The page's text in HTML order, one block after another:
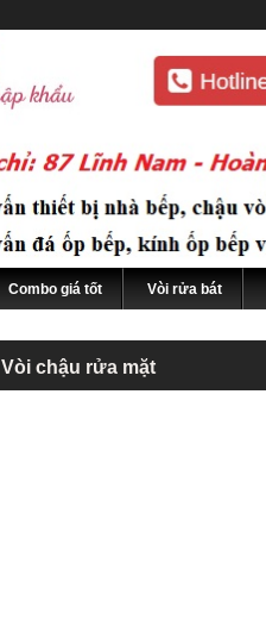
Combo giá tốt Vòi rửa bát
Vòi chậu rửa mặt